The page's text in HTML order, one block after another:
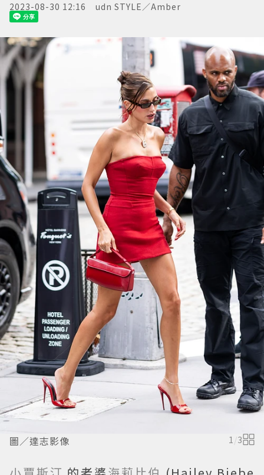
2023-08-30 12:16 udn STYLE／Amber
圖／達志影像 1/3